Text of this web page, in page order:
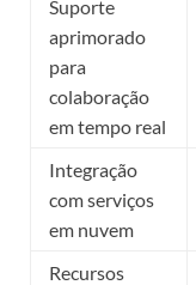
Suporte
aprimorado
para
colaboração
em tempo real
Integração
com serviços
em nuvem
Recursos